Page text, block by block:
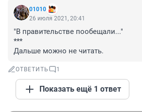
01010
26 июля 2021, 20:41
"В правительстве пообещали..."
***
Дальше можно не читать.
ОТВЕТИТЬ 1
Показать ещё 1 ответ